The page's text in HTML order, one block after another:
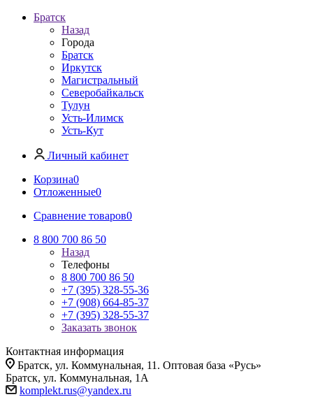
Братск
Назад
Города
Братск
Иркутск
Магистральный
Северобайкальск
Тулун
Усть-Илимск
Усть-Кут
Личный кабинет
Корзина0
Отложенные0
Сравнение товаров0
8 800 700 86 50
Назад
Телефоны
8 800 700 86 50
+7 (395) 328-55-36
+7 (908) 664-85-37
+7 (395) 328-55-37
Заказать звонок
Контактная информация
Братск, ул. Коммунальная, 11. Оптовая база «Русь»
Братск, ул. Коммунальная, 1А
komplekt.rus@yandex.ru